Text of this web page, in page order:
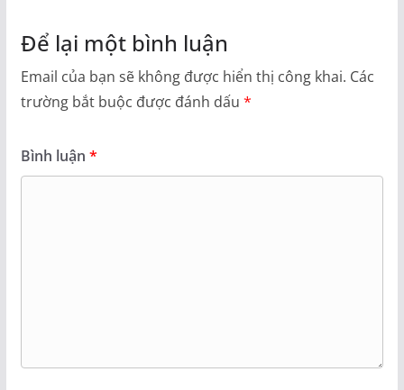
Để lại một bình luận
Email của bạn sẽ không được hiển thị công khai. Các
trường bắt buộc được đánh dấu *
Bình luận *